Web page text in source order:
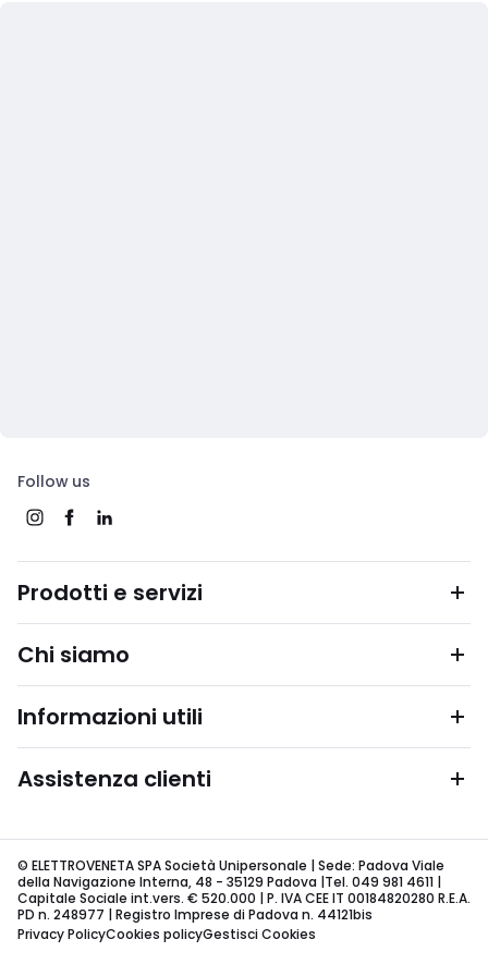
Follow us
Prodotti e servizi
Chi siamo
Informazioni utili
Assistenza clienti
© ELETTROVENETA SPA Società Unipersonale | Sede: Padova Viale
della Navigazione Interna, 48 - 35129 Padova |Tel. 049 981 4611 |
Capitale Sociale int.vers. € 520.000 | P. IVA CEE IT 00184820280 R.E.A.
PD n. 248977 | Registro Imprese di Padova n. 44121bis
Privacy PolicyCookies policyGestisci Cookies